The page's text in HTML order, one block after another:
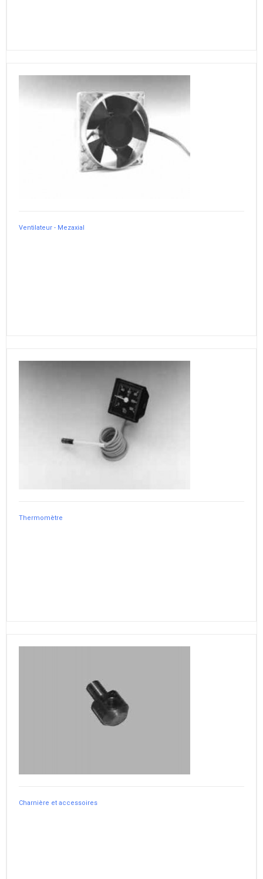
Ventilateur - Mezaxial
Thermomètre
Charnière et accessoires